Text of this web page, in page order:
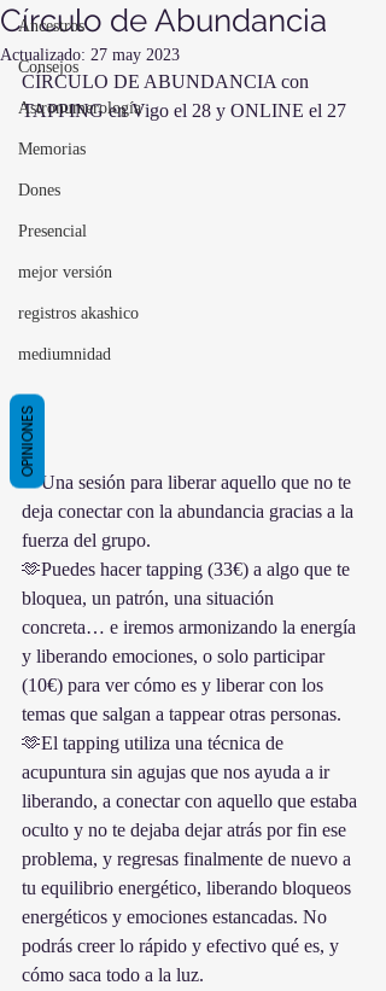
Ancestros
Consejos
Astronumerología
Memorias
Dones
Presencial
mejor versión
registros akashico
mediumnidad
Círculo de Abundancia
Actualizado: 27 may 2023
CÍRCULO DE ABUNDANCIA con
TAPPING en Vigo el 28 y ONLINE el 27
🫶Una sesión para liberar aquello que no te
deja conectar con la abundancia gracias a la
fuerza del grupo.
🫶Puedes hacer tapping (33€) a algo que te
bloquea, un patrón, una situación
concreta… e iremos armonizando la energía
y liberando emociones, o solo participar
(10€) para ver cómo es y liberar con los
temas que salgan a tappear otras personas.
🫶El tapping utiliza una técnica de
acupuntura sin agujas que nos ayuda a ir
liberando, a conectar con aquello que estaba
oculto y no te dejaba dejar atrás por fin ese
problema, y regresas finalmente de nuevo a
tu equilibrio energético, liberando bloqueos
energéticos y emociones estancadas. No
podrás creer lo rápido y efectivo qué es, y
cómo saca todo a la luz.
OPINIONES